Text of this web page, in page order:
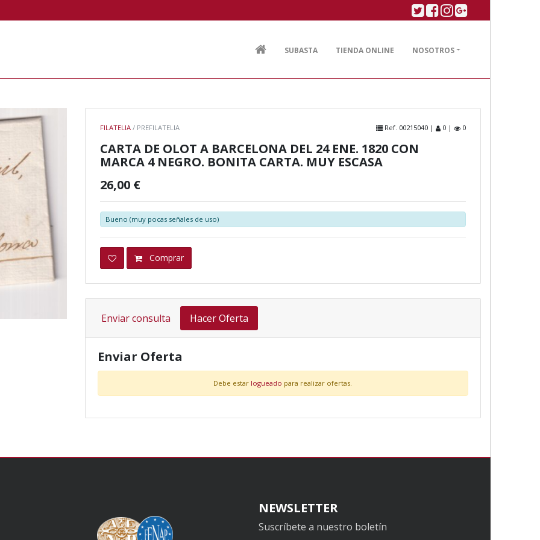
Twitter
Facebook
Linkedin
Google plus
SUBASTA TIENDA ONLINE NOSOTROS
FILATELIA/ PREFILATELIA
CARTA DE OLOT A BARCELONA DEL 24 ENE. 1820 CON
MARCA 4 NEGRO. BONITA CARTA. MUY ESCASA
26,00 €
Ref. 00215040 | 0 | 0
Bueno (muy pocas señales de uso)
Comprar
Enviar consulta Hacer Oferta
Enviar Oferta
Debe estar logueado para realizar ofertas.
NEWSLETTER
Suscríbete a nuestro boletín